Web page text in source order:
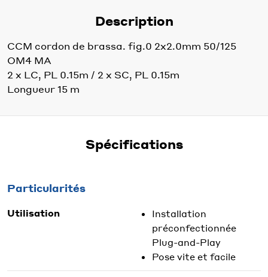
Description
CCM cordon de brassa. fig.0 2x2.0mm 50/125
OM4 MA
2 x LC, PL 0.15m / 2 x SC, PL 0.15m
Longueur 15 m
Spécifications
Particularités
Utilisation
Installation
préconfectionnée
Plug-and-Play
Pose vite et facile